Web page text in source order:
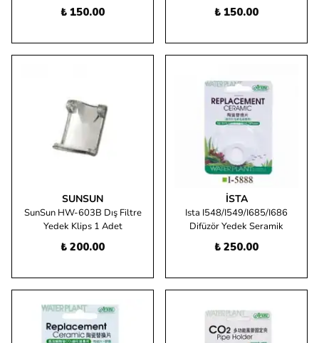
₺ 150.00 ₺ 150.00
SUNSUN
SunSun HW-603B Dış Filtre
Yedek Klips 1 Adet
₺ 200.00
İSTA
Ista I548/I549/I685/I686
Difüzör Yedek Seramik
₺ 250.00